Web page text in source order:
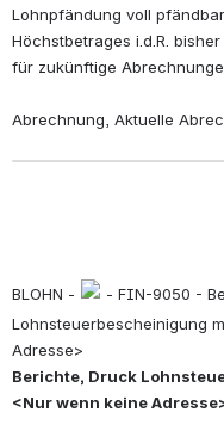
Lohnpfändung voll
Höchstbetrages i.d.R.
für zukünftige
Abrechnung, Aktuelle
BLOHN -
- FIN-9050 -
Lohnsteuerbescheinigung
Adresse>
Berichte, Druck
<Nur wenn keine